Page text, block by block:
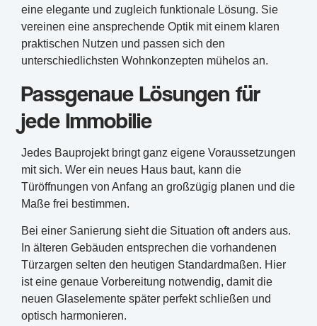
eine elegante und zugleich funktionale Lösung. Sie
vereinen eine ansprechende Optik mit einem klaren
praktischen Nutzen und passen sich den
unterschiedlichsten Wohnkonzepten mühelos an.
Passgenaue Lösungen für
jede Immobilie
Jedes Bauprojekt bringt ganz eigene Voraussetzungen
mit sich. Wer ein neues Haus baut, kann die
Türöffnungen von Anfang an großzügig planen und die
Maße frei bestimmen.
Bei einer Sanierung sieht die Situation oft anders aus.
In älteren Gebäuden entsprechen die vorhandenen
Türzargen selten den heutigen Standardmaßen. Hier
ist eine genaue Vorbereitung notwendig, damit die
neuen Glaselemente später perfekt schließen und
optisch harmonieren.